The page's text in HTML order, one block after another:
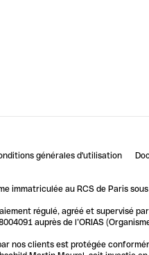
générales d'utilisation
immatriculée au RCS de Paris
régulé, agréé et supervisé
auprès de l’ORIAS
nos clients est protégée